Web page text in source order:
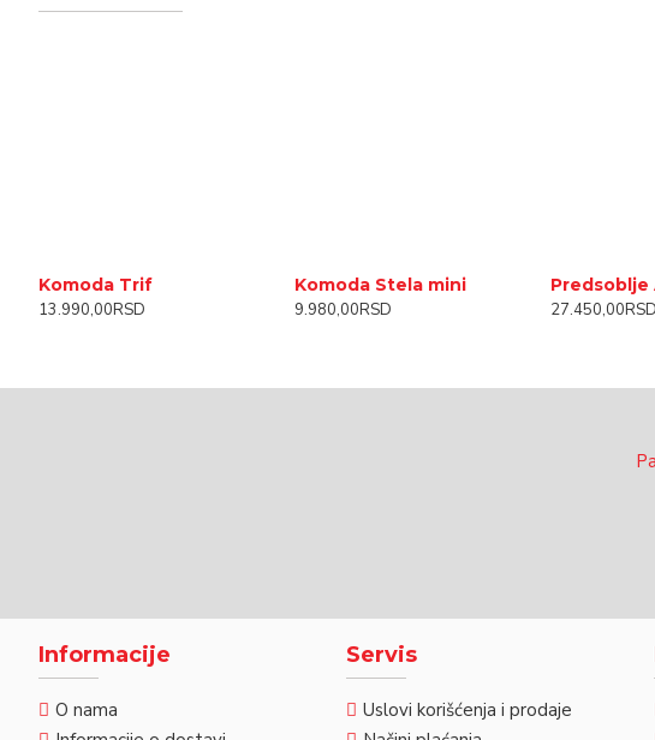
Komoda Trif
13.990,00RSD
Komoda Stela mini
9.980,00RSD
Predsoblje
27.450,00RSD
Informacije
O nama
Servis
Uslovi korišćenja i prodaje